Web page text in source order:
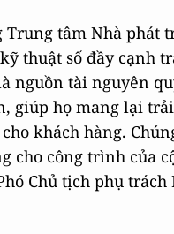
tâm Nhà phát
thuật số đầy cạnh
nguồn tài nguyên
giúp họ mang lại
khách hàng.
cho công trình của
Chủ tịch phụ